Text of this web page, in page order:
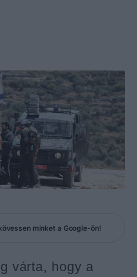
minket a Google-ön!
várta, hogy a